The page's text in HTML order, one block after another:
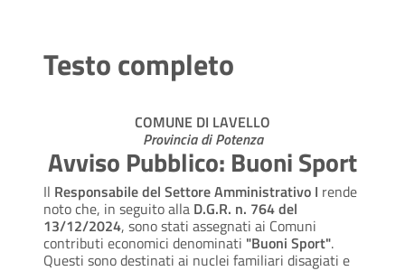
Testo completo
COMUNE DI LAVELLO
Provincia di Potenza
Avviso Pubblico: Buoni Sport
Il Responsabile del Settore Amministrativo I rende
noto che, in seguito alla D.G.R. n. 764 del
13/12/2024, sono stati assegnati ai Comuni
contributi economici denominati "Buoni Sport".
Questi sono destinati ai nuclei familiari disagiati e